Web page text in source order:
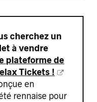
cherchez un
à vendre
plateforme de
Tickets !
en
rennaise pour